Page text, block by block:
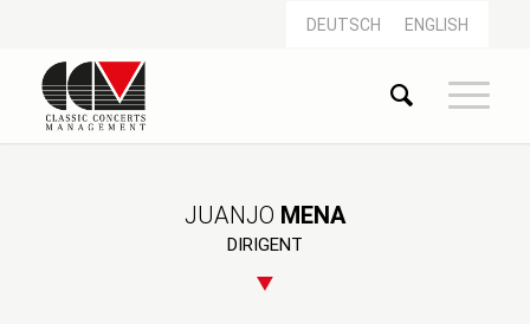
DEUTSCH ENGLISH
JUANJO MENA
DIRIGENT